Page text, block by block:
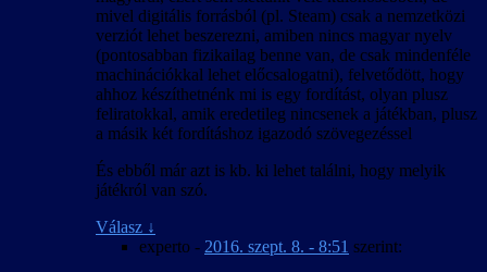
mivel digitális forrásból (pl. Steam) csak a nemzetközi
verziót lehet beszerezni, amiben nincs magyar nyelv
(pontosabban fizikailag benne van, de csak mindenféle
machinációkkal lehet előcsalogatni), felvetődött, hogy
ahhoz készíthetnénk mi is egy fordítást, olyan plusz
feliratokkal, amik eredetileg nincsenek a játékban, plusz
a másik két fordításhoz igazodó szövegezéssel
És ebből már azt is kb. ki lehet találni, hogy melyik
játékról van szó.
Válasz ↓
experto - 2016. szept. 8. - 8:51 szerint: